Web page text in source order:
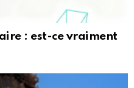
: est-ce vraiment